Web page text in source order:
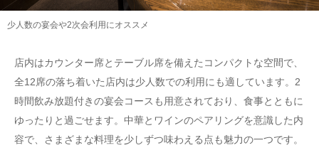
少人数の宴会や2次会利用にオススメ
店内はカウンター席とテーブル席を備えたコンパクトな空間で、
全12席の落ち着いた店内は少人数での利用にも適しています。2
時間飲み放題付きの宴会コースも用意されており、食事とともに
ゆったりと過ごせます。中華とワインのペアリングを意識した内
容で、さまざまな料理を少しずつ味わえる点も魅力の一つです。